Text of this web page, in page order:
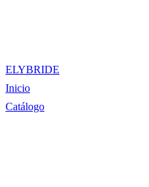
ELYBRIDE
Inicio
Catálogo